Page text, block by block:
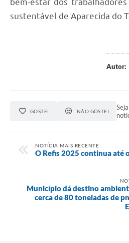
sustentável de Aparecida do
Autor:
GOSTEI NÃO GOSTEI
NOTÍCIA MAIS RECENTE
O Refis 2025 continua até
Município dá destino
cerca de 80 toneladas de